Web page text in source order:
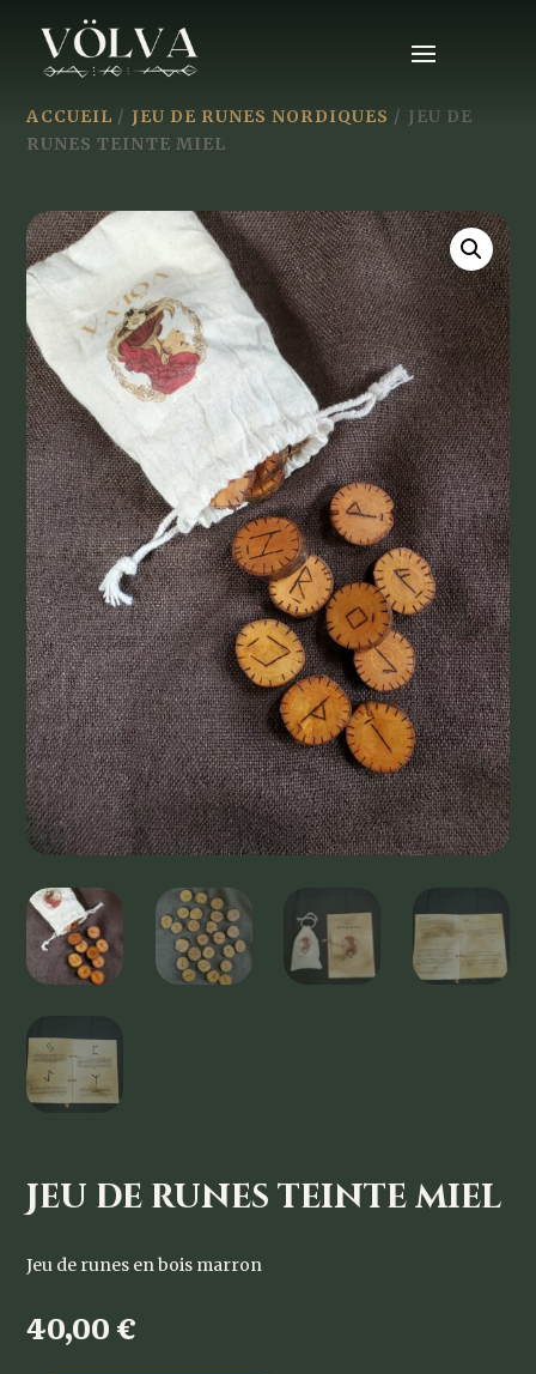
ACCUEIL / JEU DE RUNES NORDIQUES / JEU DE
RUNES TEINTE MIEL
Jeu de runes teinte miel
Jeu de runes en bois marron
40,00 €